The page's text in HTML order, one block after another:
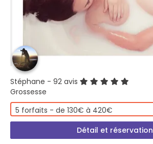
Stéphane - 92 avis
Grossesse
5 forfaits - de 130€ à 420€
Détail et réservation